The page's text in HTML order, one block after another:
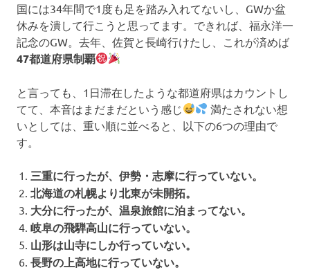
国には34年間で1度も足を踏み入れてないし、GWか盆
休みを潰して行こうと思ってます。できれば、福永洋一
記念のGW。去年、佐賀と長崎行けたし、これが済めば
47都道府県制覇
と言っても、1日滞在したような都道府県はカウントし
てて、本音はまだまだという感じ
満たされない想
いとしては、重い順に並べると、以下の6つの理由で
す。
三重に行ったが、伊勢・志摩に行っていない。
北海道の札幌より北東が未開拓。
大分に行ったが、温泉旅館に泊まってない。
岐阜の飛騨高山に行っていない。
山形は山寺にしか行っていない。
長野の上高地に行っていない。